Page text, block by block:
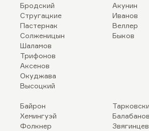
Бродский
Стругацкие
Пастернак
Солженицын
Шаламов
Трифонов
Аксенов
Окуджава
Высоцкий
Акунин
Иванов
Веллер
Быков
Байрон
Хемингуэй
Фолкнер
Балабанов
Звягинцев